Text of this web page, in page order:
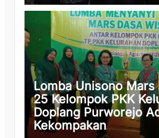
Lomba Unisono Mars
25 Kelompok PKK
Doplang Purworejo
Kekompakan